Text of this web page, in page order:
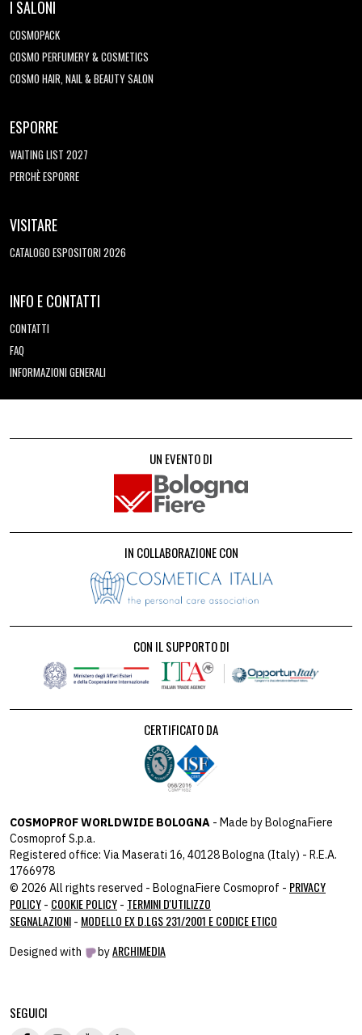
I SALONI
COSMOPACK
COSMO PERFUMERY & COSMETICS
COSMO HAIR, NAIL & BEAUTY SALON
ESPORRE
WAITING LIST 2027
PERCHÈ ESPORRE
VISITARE
CATALOGO ESPOSITORI 2026
INFO E CONTATTI
CONTATTI
FAQ
INFORMAZIONI GENERALI
UN EVENTO DI
IN COLLABORAZIONE CON
CON IL SUPPORTO DI
CERTIFICATO DA
COSMOPROF WORLDWIDE BOLOGNA - Made by BolognaFiere
Cosmoprof S.p.a.
Registered office: Via Maserati 16, 40128 Bologna (Italy) - R.E.A.
1766978
© 2026 All rights reserved - BolognaFiere Cosmoprof - PRIVACY
POLICY - COOKIE POLICY - TERMINI D'UTILIZZO
SEGNALAZIONI - MODELLO EX D.LGS 231/2001 E CODICE ETICO
Designed with byARCHIMEDIA
SEGUICI